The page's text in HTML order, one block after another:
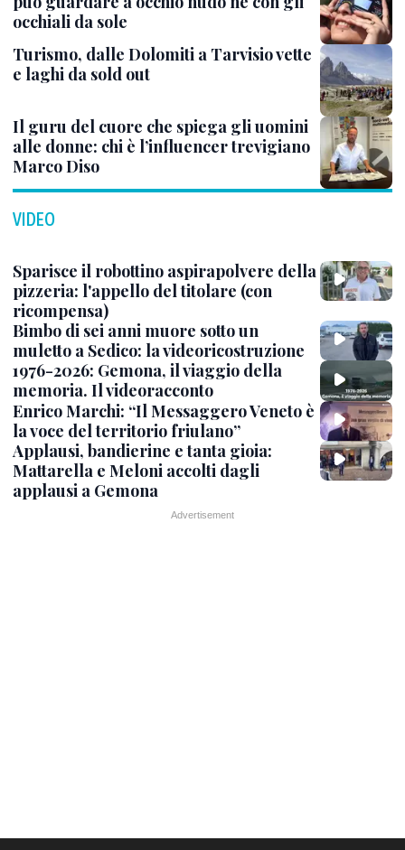
occhiali da sole
Turismo, dalle Dolomiti a Tarvisio vette
e laghi da sold out
Il guru del cuore che spiega gli uomini
alle donne: chi è l’influencer trevigiano
Marco Diso
VIDEO
Sparisce il robottino aspirapolvere della
pizzeria: l'appello del titolare (con
ricompensa)
Bimbo di sei anni muore sotto un
muletto a Sedico: la videoricostruzione
1976-2026: Gemona, il viaggio della
memoria. Il videoracconto
Enrico Marchi: “Il Messaggero Veneto è
la voce del territorio friulano”
Applausi, bandierine e tanta gioia:
Mattarella e Meloni accolti dagli
applausi a Gemona